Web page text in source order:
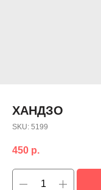
ХАНДЗО
SKU: 5199
450 р.